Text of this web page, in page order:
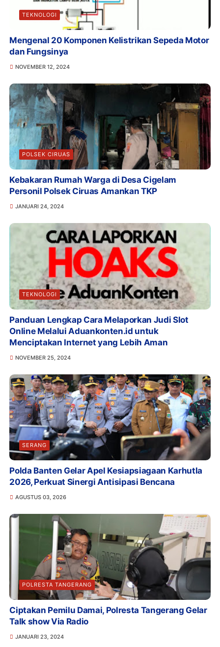
TEKNOLOGI
Mengenal 20 Komponen Kelistrikan Sepeda Motor
dan Fungsinya
NOVEMBER 12, 2024
POLSEK CIRUAS
Kebakaran Rumah Warga di Desa Cigelam
Personil Polsek Ciruas Amankan TKP
JANUARI 24, 2024
TEKNOLOGI
Panduan Lengkap Cara Melaporkan Judi Slot
Online Melalui Aduankonten.id untuk
Menciptakan Internet yang Lebih Aman
NOVEMBER 25, 2024
SERANG
Polda Banten Gelar Apel Kesiapsiagaan Karhutla
2026, Perkuat Sinergi Antisipasi Bencana
AGUSTUS 03, 2026
POLRESTA TANGERANG
Ciptakan Pemilu Damai, Polresta Tangerang Gelar
Talk show Via Radio
JANUARI 23, 2024